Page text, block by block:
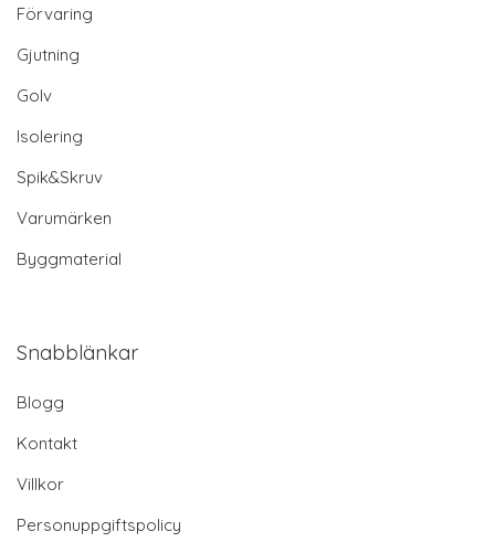
Förvaring
Gjutning
Golv
Isolering
Spik&Skruv
Varumärken
Byggmaterial
Snabblänkar
Blogg
Kontakt
Villkor
Personuppgiftspolicy